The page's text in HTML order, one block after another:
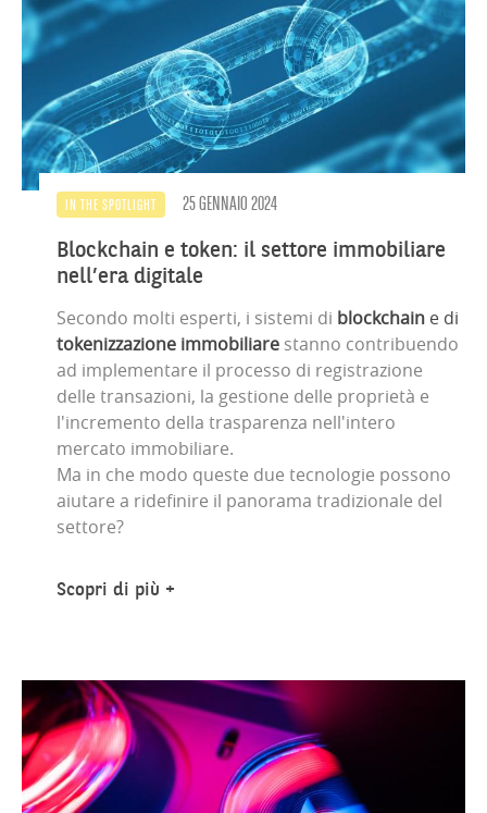
IN THE SPOTLIGHT 25 GENNAIO 2024
Blockchain e token: il settore immobiliare
nell’era digitale
Secondo molti esperti, i sistemi di blockchain e di
tokenizzazione immobiliare stanno contribuendo
ad implementare il processo di registrazione
delle transazioni, la gestione delle proprietà e
l'incremento della trasparenza nell'intero
mercato immobiliare.
Ma in che modo queste due tecnologie possono
aiutare a ridefinire il panorama tradizionale del
settore?
Scopri di più